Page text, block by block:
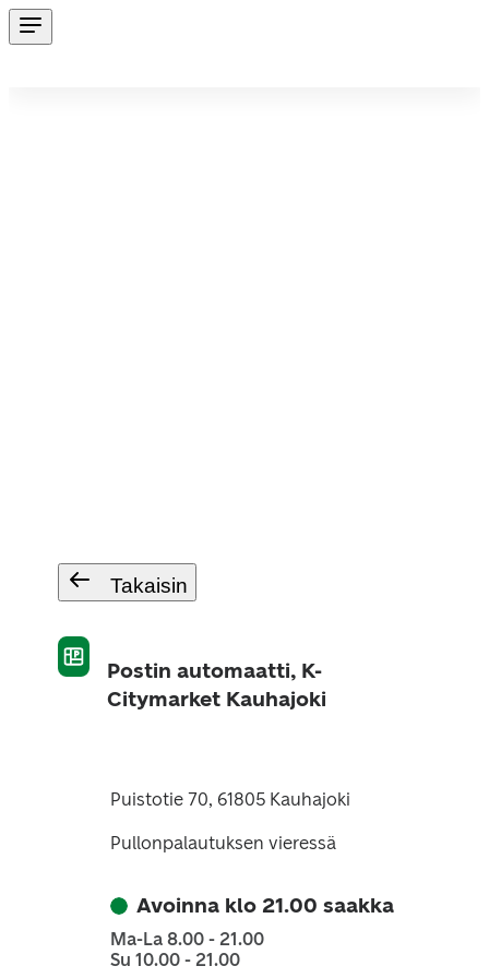
Takaisin
Postin automaatti, K-
Citymarket Kauhajoki
Puistotie 70, 61805 Kauhajoki
Pullonpalautuksen vieressä
Avoinna klo 21.00 saakka
Ma-La 8.00 - 21.00
Su 10.00 - 21.00